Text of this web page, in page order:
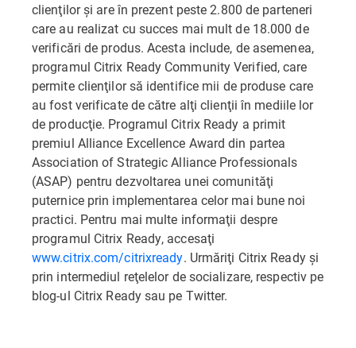
clienţilor şi are în prezent peste 2.800 de parteneri
care au realizat cu succes mai mult de 18.000 de
verificări de produs. Acesta include, de asemenea,
programul Citrix Ready Community Verified, care
permite clienţilor să identifice mii de produse care
au fost verificate de către alţi clienţii în mediile lor
de producţie. Programul Citrix Ready a primit
premiul Alliance Excellence Award din partea
Association of Strategic Alliance Professionals
(ASAP) pentru dezvoltarea unei comunităţi
puternice prin implementarea celor mai bune noi
practici. Pentru mai multe informaţii despre
programul Citrix Ready, accesaţi
www.citrix.com/citrixready. Urmăriţi Citrix Ready şi
prin intermediul reţelelor de socializare, respectiv pe
blog-ul Citrix Ready sau pe Twitter.